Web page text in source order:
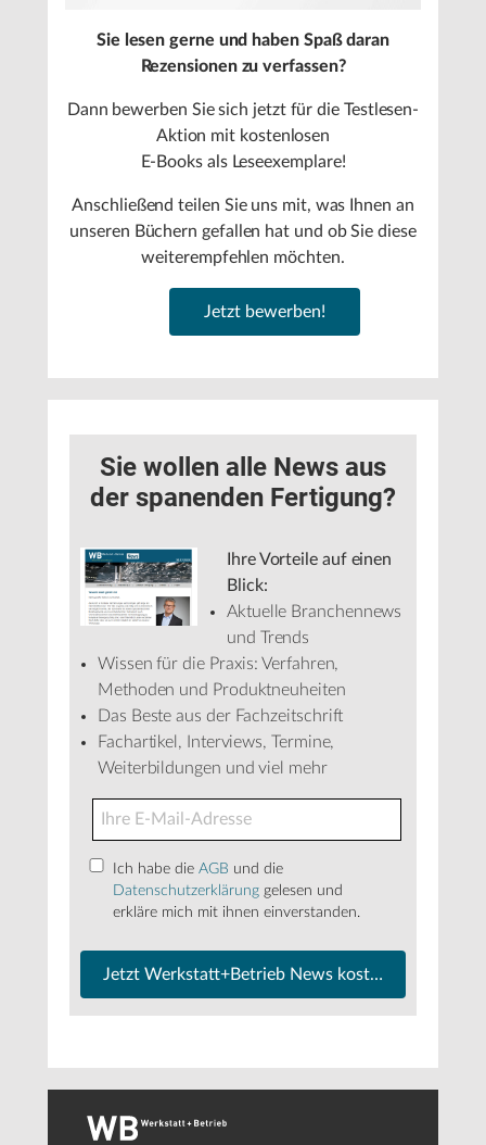
Sie lesen gerne und haben Spaß daran
Rezensionen zu verfassen?
Dann bewerben Sie sich jetzt für die Testlesen-
Aktion mit kostenlosen
E-Books als Leseexemplare!
Anschließend teilen Sie uns mit, was Ihnen an
unseren Büchern gefallen hat und ob Sie diese
weiterempfehlen möchten.
Jetzt bewerben!
Sie wollen alle News aus
der spanenden Fertigung?
Ihre Vorteile auf einen
Blick:
Aktuelle Branchennews
und Trends
Wissen für die Praxis: Verfahren,
Methoden und Produktneuheiten
Das Beste aus der Fachzeitschrift
Fachartikel, Interviews, Termine,
Weiterbildungen und viel mehr
Ich habe die AGB und die
Datenschutzerklärung gelesen und
erkläre mich mit ihnen einverstanden.
Jetzt Werkstatt+Betrieb News kostenfrei